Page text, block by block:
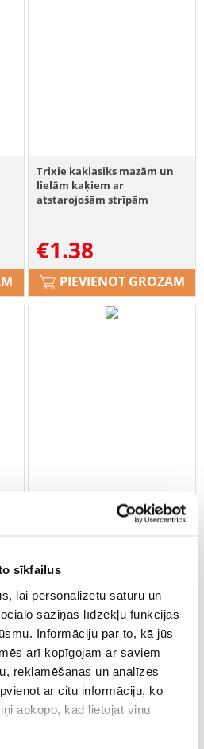
sīkfailus
lai personalizētu saturu un
saziņas līdzekļu funkcijas
Informāciju par to, kā jūs
arī kopīgojam ar saviem
reklamēšanas un analīzes
ar citu informāciju, ko
apkopo, kad lietojat viņu
Trixie kaklasiks mazām un
lielām kaķiem ar
atstarojošām strīpām
€1.38
PIEVIENOT GROZAM
TRIXIE Kaķu apkakle ar
€1.08
PIEVIENOT GROZAM